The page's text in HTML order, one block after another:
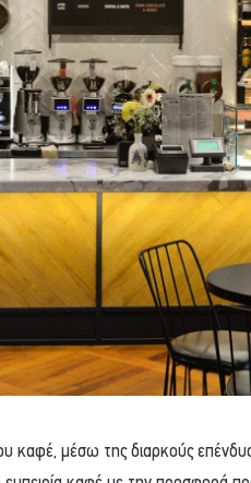
καφέ, μέσω της διαρκούς